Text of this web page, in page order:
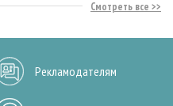
Смотреть все
Рекламодателям